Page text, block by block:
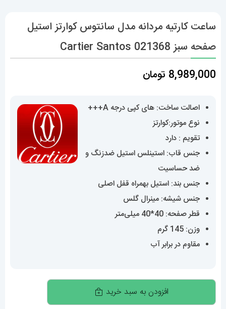
ساعت کارتیه مردانه مدل سانتوس کوارتز استیل
صفحه سبز 021368 Cartier Santos
8,989,000 تومان
اصالت ساخت: های کپی درجه A+++
نوع موتور:کوارتز
تقویم : دارد
جنس قاب: استینلس استیل ضدزنگ و
ضد حساسیت
جنس بند: استیل بهمراه قفل اصلی
جنس شیشه: مینرال گلس
قطر صفحه: 40*40 میلی‌متر
وزن: 145 گرم
مقاوم در برابر آب
ساعت
کارتیه
افزودن به سبد خرید